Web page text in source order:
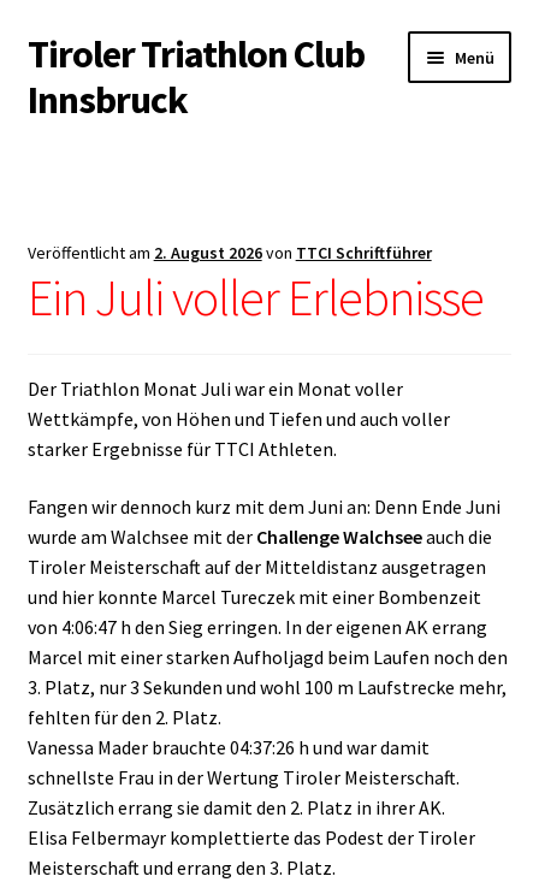
Zur
Navigation
springen
Zum
Inhalt
springen
Tiroler Triathlon Club
Innsbruck
Menü
Der Verein
öffnen
Veranstaltungen
öffnen
Veröffentlicht am 2. August 2026von TTCI Schriftführer
Ein Juli voller Erlebnisse
Der Triathlon Monat Juli war ein Monat voller
Wettkämpfe, von Höhen und Tiefen und auch voller
starker Ergebnisse für TTCI Athleten.
Fangen wir dennoch kurz mit dem Juni an: Denn Ende Juni
wurde am Walchsee mit der Challenge Walchseeauch die
Tiroler Meisterschaft auf der Mitteldistanz ausgetragen
und hier konnte Marcel Tureczek mit einer Bombenzeit
von 4:06:47 h den Sieg erringen. In der eigenen AK errang
Marcel mit einer starken Aufholjagd beim Laufen noch den
3. Platz, nur 3 Sekunden und wohl 100 m Laufstrecke mehr,
fehlten für den 2. Platz.
Vanessa Mader brauchte 04:37:26 h und war damit
schnellste Frau in der Wertung Tiroler Meisterschaft.
Zusätzlich errang sie damit den 2. Platz in ihrer AK.
Elisa Felbermayr komplettierte das Podest der Tiroler
Meisterschaft und errang den 3. Platz.